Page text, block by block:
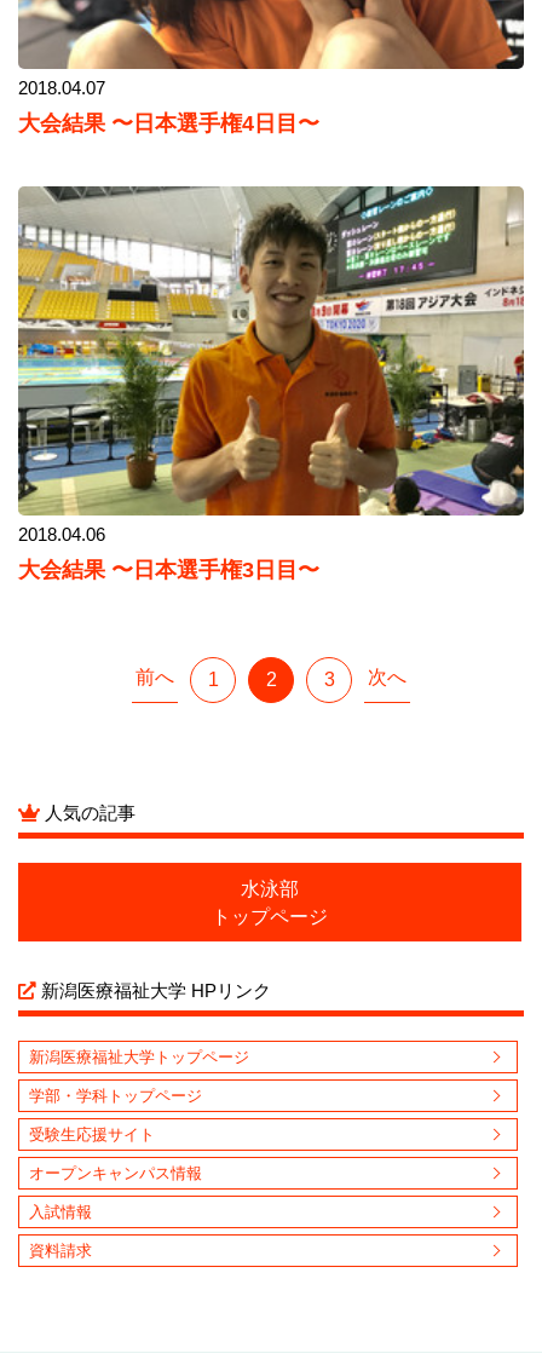
2018.04.07
大会結果 〜日本選手権4日目〜
2018.04.06
大会結果 〜日本選手権3日目〜
前へ 1 2 3 次へ
人気の記事
水泳部
トップページ
新潟医療福祉大学 HPリンク
新潟医療福祉大学トップページ
学部・学科トップページ
受験生応援サイト
オープンキャンパス情報
入試情報
資料請求